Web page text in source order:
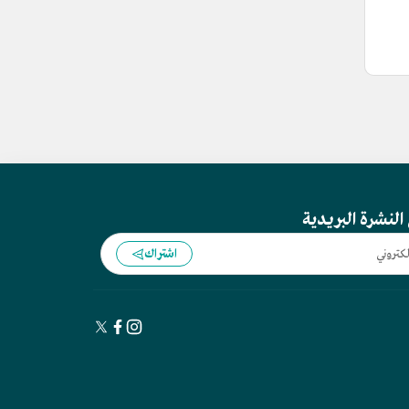
البريدية
اشتراك